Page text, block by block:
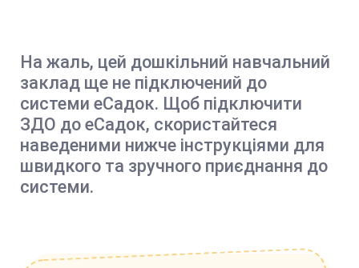
На жаль, цей дошкільний навчальний
заклад ще не підключений до
системи еСадок. Щоб підключити
ЗДО до еСадок, скористайтеся
наведеними нижче інструкціями для
швидкого та зручного приєднання до
системи.